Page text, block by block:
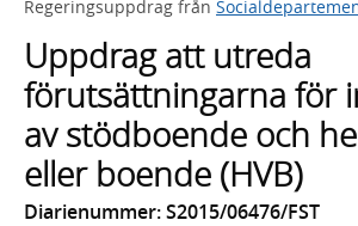
framträder
lista
med
sökförslag
Regeringsuppdrag från
Uppdrag att utreda
förutsättningarna för
av stödboende och
eller boende (HVB)
Diarienummer: S2015/06476/FST